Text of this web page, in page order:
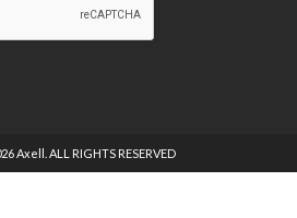
Axell. ALL RIGHTS RESERVED